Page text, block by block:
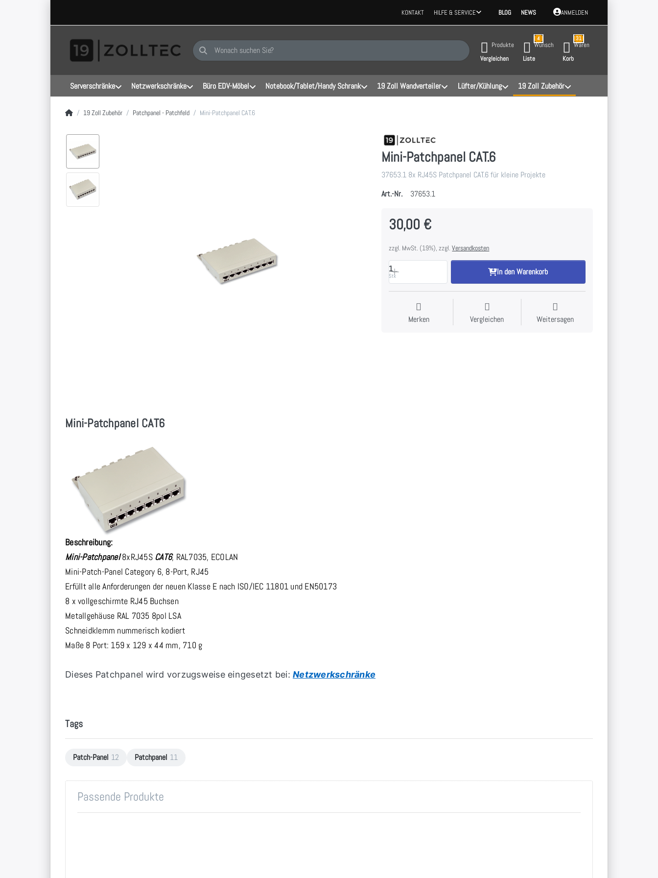
KONTAKT HILFE & SERVICE BLOG NEWS ANMELDEN
Geben Sie einen Suchbegriff ein. Während Sie tippen, erscheinen automatisch erste Ergebnisse. Drücken Sie die Eingabetaste, um alle Ergebnisse aufzurufen.
Produkte
Vergleichen
4
Wunsch
Liste
31
Waren
Korb
Serverschränke Netzwerkschränke Büro EDV-Möbel Notebook/Tablet/Handy Schrank 19 Zoll Wandverteiler Lüfter/Kühlung 19 Zoll Zubehör
Startseite
19 Zoll Zubehör Patchpanel - Patchfeld Mini-Patchpanel CAT.6
Mini-Patchpanel CAT.6
37653.1 8x RJ45S Patchpanel CAT.6 für kleine Projekte
Art.-Nr.
37653.1
30,00 €
zzgl. MwSt. (19%), zzgl.Versandkosten
1
Stk In den Warenkorb
Merken Vergleichen Weitersagen
Mini-Patchpanel CAT6
Beschreibung:
Mini-Patchpanel8xRJ45S CAT6, RAL7035, ECOLAN
Mini-Patch-Panel Category 6, 8-Port, RJ45
Erfüllt alle Anforderungen der neuen Klasse E nach ISO/IEC 11801 und EN50173
8 x vollgeschirmte RJ45 Buchsen
Metallgehäuse RAL 7035 8pol LSA
Schneidklemm nummerisch kodiert
Maße 8 Port: 159 x 129 x 44 mm, 710 g
Dieses Patchpanel wird vorzugsweise eingesetzt bei: Netzwerkschränke
Tags
Patch-Panel 12 Patchpanel 11
Passende Produkte